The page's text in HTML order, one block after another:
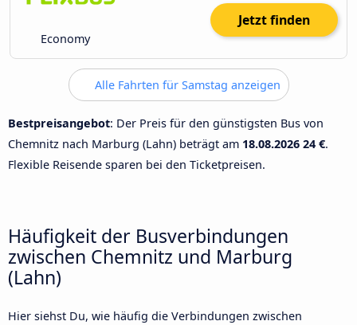
Economy
Jetzt finden
Alle Fahrten für Samstag anzeigen
Bestpreisangebot: Der Preis für den günstigsten Bus von
Chemnitz nach Marburg (Lahn) beträgt am 18.08.2026 24 €.
Flexible Reisende sparen bei den Ticketpreisen.
Häufigkeit der Busverbindungen
zwischen Chemnitz und Marburg
(Lahn)
Hier siehst Du, wie häufig die Verbindungen zwischen